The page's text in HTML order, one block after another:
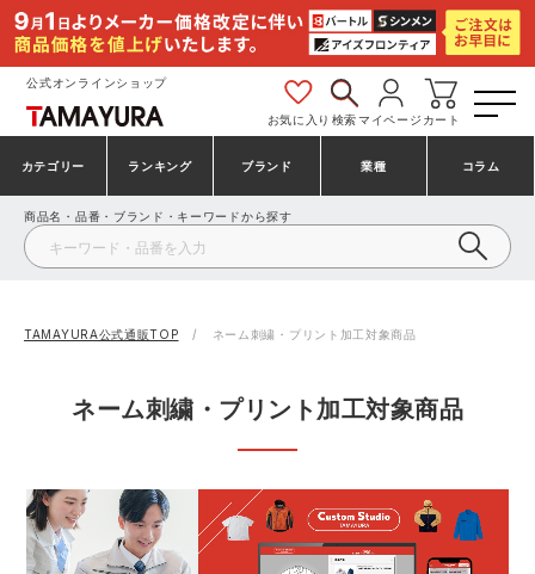
公式オンラインショップ
お気に入り 検索マイページ カート
カテゴリー
安全靴・作業靴
作業着・作業服
防寒着
ランキング
安全靴ランキング
安全靴スニーカーランキング
シューズランキング
ミズノ安全靴ランキング
ブランド
アシックス
プーマ コンバース（CONVERSE）
シモン バートル
寅壱 アイトス株式会社
業種
建設・建築作業服
製造・工場作業服
鉄鋼・機械作業服
農作業服
コラム
商品名・品番・ブランド・キーワードから探す
TAMAYURA公式通販TOP ネーム刺繍・プリント加工対象商品
ネーム刺繍・プリント加工対象商品